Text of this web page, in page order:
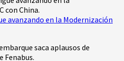
avanzando en la Modernización